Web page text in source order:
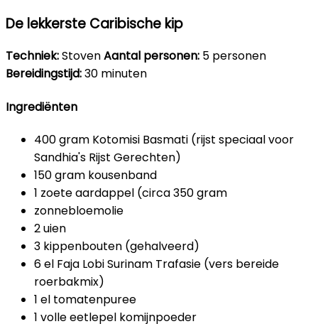
De lekkerste Caribische kip
Techniek:StovenAantal personen: 5 personen
Bereidingstijd:30 minuten
Ingrediënten
400 gram Kotomisi Basmati (rijst speciaal voor
Sandhia's Rijst Gerechten)
150 gram kousenband
1 zoete aardappel (circa 350 gram
zonnebloemolie
2 uien
3 kippenbouten (gehalveerd)
6 el Faja Lobi Surinam Trafasie (vers bereide
roerbakmix)
1 el tomatenpuree
1 volle eetlepel komijnpoeder